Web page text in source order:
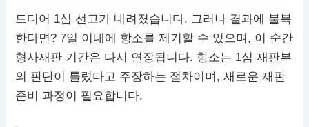
드디어 1심 선고가 내려졌습니다. 그러나 결과에 불복
한다면? 7일 이내에 항소를 제기할 수 있으며, 이 순간
형사재판 기간은 다시 연장됩니다. 항소는 1심 재판부
의 판단이 틀렸다고 주장하는 절차이며, 새로운 재판
준비 과정이 필요합니다.